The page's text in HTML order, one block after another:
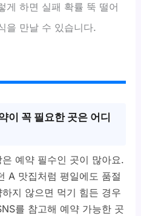
게 하면 실패 확률 뚝 떨어
을 만날 수 있습니다.
이 꼭 필요한 곳은 어디
예약 필수인 곳이 많아요.
A 맛집처럼 평일에도 품절
지 않으면 먹기 힘든 경우
를 참고해 예약 가능한 곳